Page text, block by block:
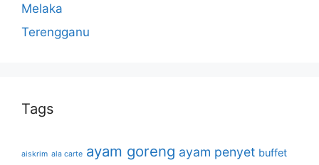
Melaka
Terengganu
Tags
aiskrim ala carte ayam goreng ayam penyet buffet